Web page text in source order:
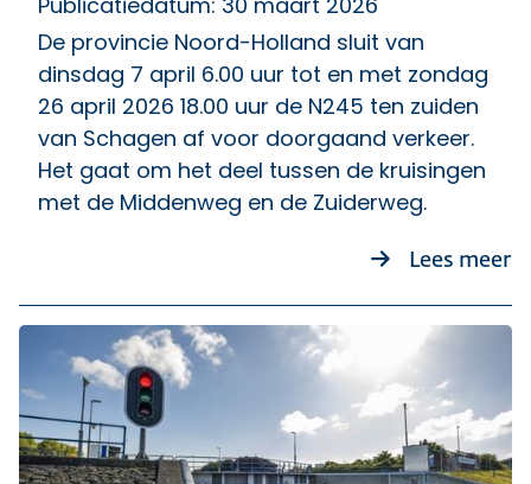
De provincie Noord-Holland sluit van
dinsdag 7 april 6.00 uur tot en met zondag
26 april 2026 18.00 uur de N245 ten zuiden
van Schagen af voor doorgaand verkeer.
Het gaat om het deel tussen de kruisingen
met de Middenweg en de Zuiderweg.
Lees meer